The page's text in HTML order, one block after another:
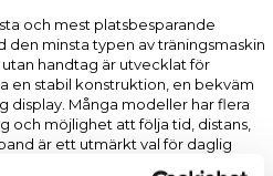
och mest platsbesparande
den minsta typen av träningsmaskin
utan handtag är utvecklat för
en stabil konstruktion, en bekväm
display. Många modeller har flera
och möjlighet att följa tid, distans,
är ett utmärkt val för daglig
eller hemma.